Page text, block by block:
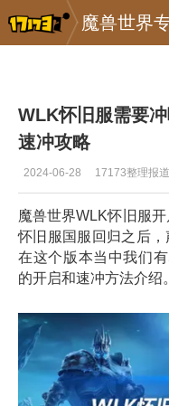
魔兽世界
专区_《魔兽世界》
WLK怀旧服需要
速冲攻略
2024-06-28 17173整理报道
魔兽世界WLK怀旧服
怀旧服国服回归之后，
在这个版本当中我们
的开启和速冲方法介绍。